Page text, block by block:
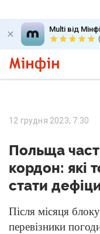
Multi від
12 грудня 2023, 7:30
Польща
кордон: які
стати
Після місяця
перевізники